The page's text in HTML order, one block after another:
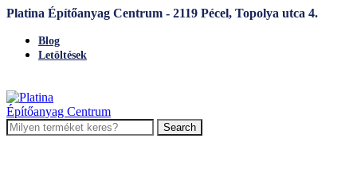
Platina Építőanyag Centrum - 2119 Pécel, Topolya utca 4.
Blog
Letöltések
Search